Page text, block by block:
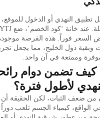
تطبيق النهدي أو الدخول
فوراً. هذه الفرصة موجودة
وبقية دول الخليج، مما يجعل
وممتعة في آن واحد.
كيف تضمن دوام
لأطول فترة؟
من ضعف الثبات، لكن الحقيقة
الواقع، كيمياء الجسم تلعب دوراً